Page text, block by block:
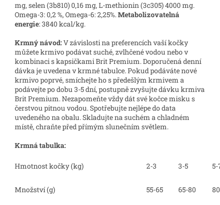
mg, selen (3b810) 0,16 mg, L-methionin (3c305) 4000 mg.
Omega-3: 0,2 %, Omega-6: 2,25%.Metabolizovatelná
energie: 3840 kcal/kg.
Krmný návod:V závislosti na preferencích vaší kočky
můžete krmivo podávat suché, zvlhčené vodou nebo v
kombinaci s kapsičkami Brit Premium. Doporučená denní
dávka je uvedena v krmné tabulce. Pokud podáváte nové
krmivo poprvé, smíchejte ho s předešlým krmivem a
podávejte po dobu 3-5 dní, postupně zvyšujte dávku krmiva
Brit Premium. Nezapomeňte vždy dát své kočce misku s
čerstvou pitnou vodou. Spotřebujte nejlépe do data
uvedeného na obalu. Skladujte na suchém a chladném
místě, chraňte před přímým slunečním světlem.
Krmná tabulka:
Hmotnost kočky (kg) 2-3 3-5 5-
Množství (g) 55-65 65-80